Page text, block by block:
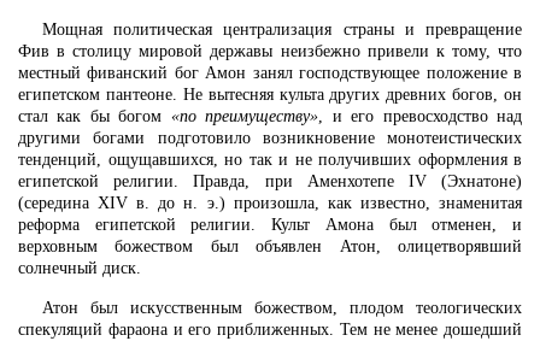
Мощная политическая централизация страны и превращение
Фив в столицу мировой державы неизбежно привели к тому, что
местный фиванский бог Амон занял господствующее положение в
египетском пантеоне. Не вытесняя культа других древних богов, он
стал как бы богом «по преимуществу» , и его превосходство над
другими богами подготовило возникновение монотеистических
тенденций, ощущавшихся, но так и не получивших оформления в
египетской религии. Правда, при Аменхотепе IV (Эхнатоне)
(середина XIV в. до н. э.) произошла, как известно, знаменитая
реформа египетской религии. Культ Амона был отменен, и
верховным божеством был объявлен Атон, олицетворявший
солнечный диск.
Атон был искусственным божеством, плодом теологических
спекуляций фараона и его приближенных. Тем не менее дошедший